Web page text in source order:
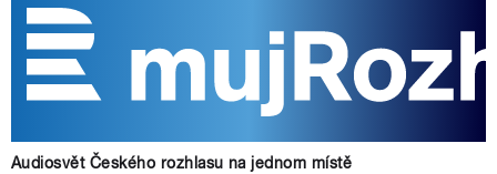
Audiosvět Českého rozhlasu na jednom místě